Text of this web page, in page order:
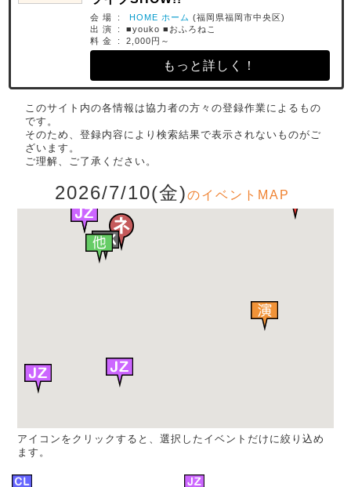
会 場 : HOME ホーム (福岡県福岡市中央区)
出 演 : ■youko ■おふろねこ
料 金 : 2,000円～
もっと詳しく！
このサイト内の各情報は協力者の方々の登録作業によるもの
です。
そのため、登録内容により検索結果で表示されないものがご
ざいます。
ご理解、ご了承ください。
2026/7/10(金)のイベントMAP
アイコンをクリックすると、選択したイベントだけに絞り込め
ます。